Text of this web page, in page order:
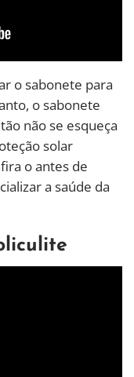
o sabonete para
o sabonete
não se esqueça
solar
o antes de
a saúde da